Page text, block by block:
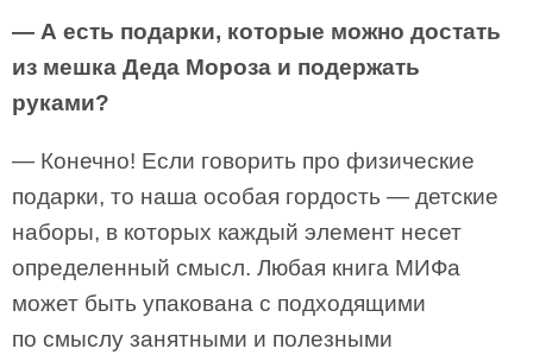
— А есть подарки, которые можно достать
из мешка Деда Мороза и подержать
руками?
— Конечно! Если говорить про физические
подарки, то наша особая гордость — детские
наборы, в которых каждый элемент несет
определенный смысл. Любая книга МИФа
может быть упакована с подходящими
по смыслу занятными и полезными